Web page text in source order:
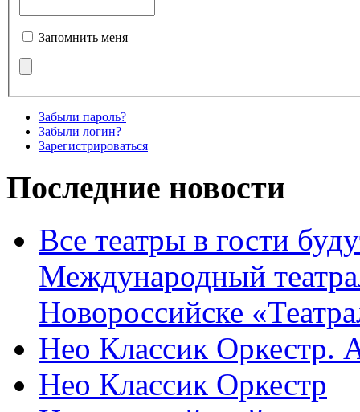
Запомнить меня
Забыли пароль?
Забыли логин?
Зарегистрироваться
Последние новости
Все театры в гости
Международный
Новороссийске
Нео Классик Оркестр.
Нео Классик Оркестр